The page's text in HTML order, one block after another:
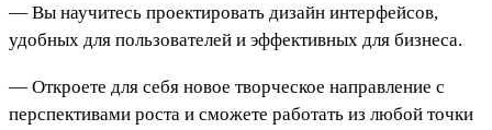
— Вы научитесь проектировать дизайн интерфейсов,
удобных для пользователей и эффективных для бизнеса.
— Откроете для себя новое творческое направление с
перспективами роста и сможете работать из любой точки